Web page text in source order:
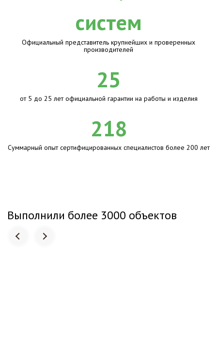
Официальный представитель крупнейших и проверенных
производителей
25
от 5 до 25 лет официальной гарантии на работы и изделия
218
Суммарный опыт сертифицированных специалистов более 200 лет
Выполнили более 3000 объектов